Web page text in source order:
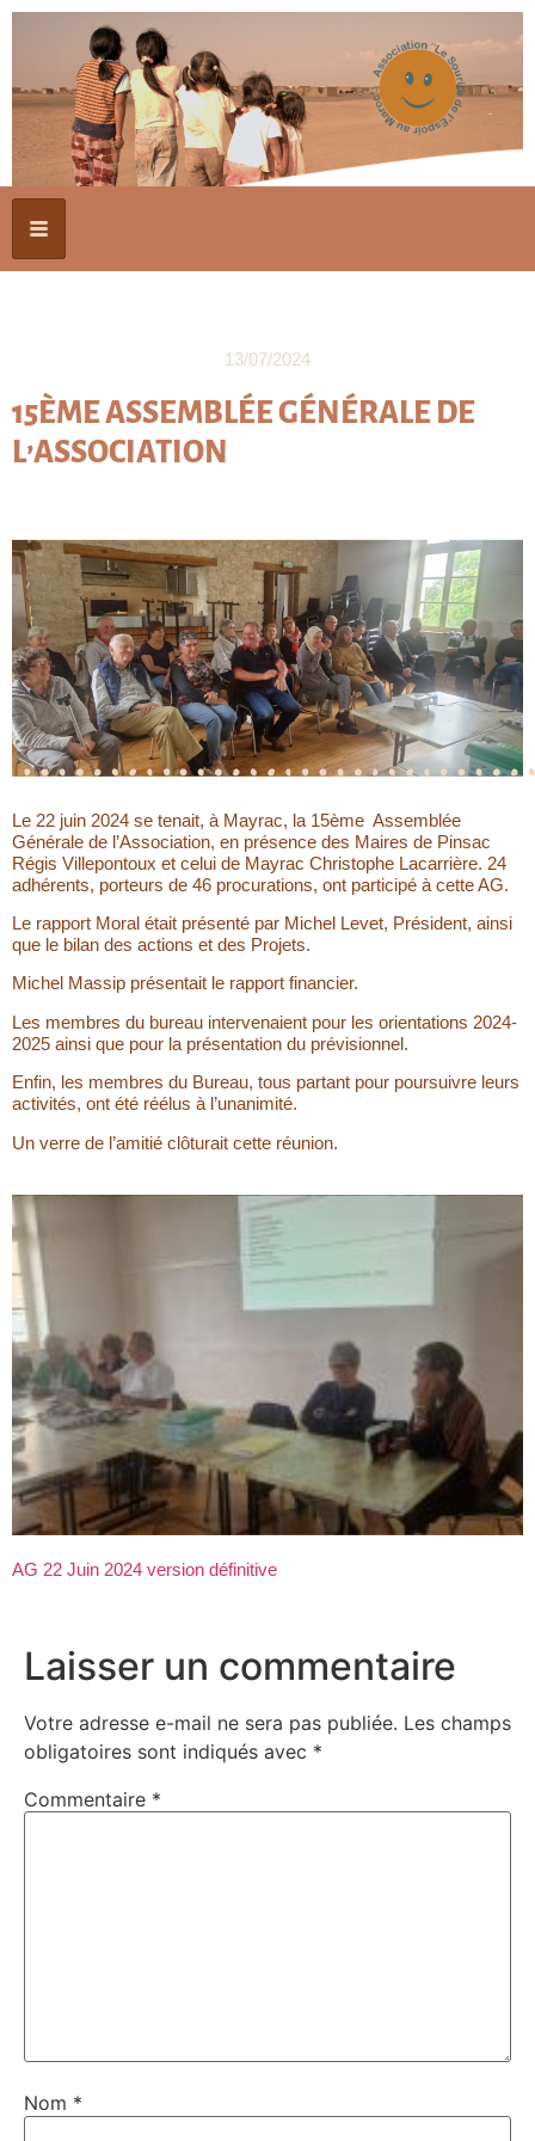
13/07/2024
15ÈME ASSEMBLÉE GÉNÉRALE DE
L’ASSOCIATION
Le 22 juin 2024 se tenait, à Mayrac, la 15ème Assemblée
Générale de l’Association, en présence des Maires de Pinsac
Régis Villepontoux et celui de Mayrac Christophe Lacarrière. 24
adhérents, porteurs de 46 procurations, ont participé à cette AG.
Le rapport Moral était présenté par Michel Levet, Président, ainsi
que le bilan des actions et des Projets.
Michel Massip présentait le rapport financier.
Les membres du bureau intervenaient pour les orientations 2024-
2025 ainsi que pour la présentation du prévisionnel.
Enfin, les membres du Bureau, tous partant pour poursuivre leurs
activités, ont été réélus à l’unanimité.
Un verre de l’amitié clôturait cette réunion.
AG 22 Juin 2024 version définitive
Laisser un commentaire
Votre adresse e-mail ne sera pas publiée. Les champs
obligatoires sont indiqués avec *
Commentaire *
Nom *